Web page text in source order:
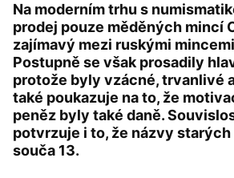
Na moderním trhu s
prodej pouze měděných mincí
zajímavý mezi ruskými
Postupně se však prosadily
protože byly vzácné, trvanlivé
také poukazuje na to, že
peněz byly také daně.
potvrzuje i to, že názvy
souča 13.